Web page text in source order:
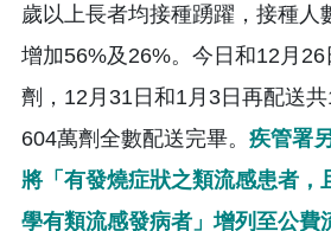
歲以上長者均接種踴躍，接種人
增加56%及26%。今日和12月
劑，12月31日和1月3日再配送
604萬劑全數配送完畢。 疾管署
將「有發燒症狀之類流感患者，
學有類流感發病者」增列至公費